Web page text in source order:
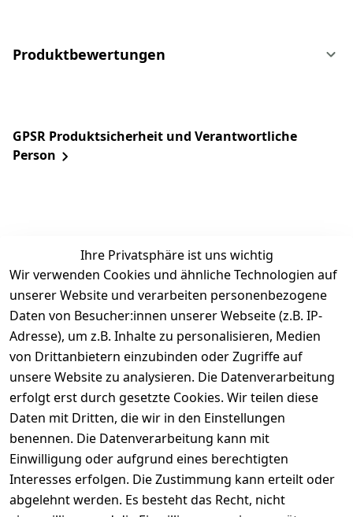
Produktbewertungen
GPSR Produktsicherheit und Verantwortliche
Person
Ihre Privatsphäre ist uns wichtig
Wir verwenden Cookies und ähnliche Technologien auf
unserer Website und verarbeiten personenbezogene
Daten von Besucher:innen unserer Webseite (z.B. IP-
Adresse), um z.B. Inhalte zu personalisieren, Medien
von Drittanbietern einzubinden oder Zugriffe auf
unsere Website zu analysieren. Die Datenverarbeitung
erfolgt erst durch gesetzte Cookies. Wir teilen diese
Daten mit Dritten, die wir in den Einstellungen
benennen. Die Datenverarbeitung kann mit
Einwilligung oder aufgrund eines berechtigten
Interesses erfolgen. Die Zustimmung kann erteilt oder
abgelehnt werden. Es besteht das Recht, nicht
Rechtliches
AGB
Impressum
Datenschutze
rklärung
Barrierefreihe
itserklärung
Widerrufsrec
ht
Service
Kontakt
Registrieren
Rechnungska
Kontakt
↺ 30 Tage
Widerrufsre
Informatio
nen
Retourenlage
r: Eichenallee
3, 06184
Kabelsketal
Telefon: +49
1512 6260858
E-Mail:
info@konsyst
Über uns
★★★★☆
Top-Verkäufer
★★★★★
Bewertungen
Über 228.000